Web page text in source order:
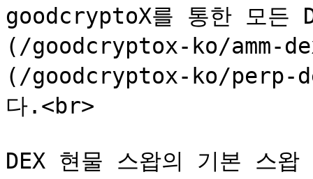
goodcryptoX를 통한 모든
(/goodcryptox-ko/amm-
(/goodcryptox-ko/perp-
다.<br>
DEX 현물 스왑의 기본 스